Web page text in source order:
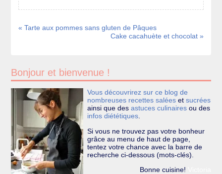
« Tarte aux pommes sans gluten de Pâques
Cake cacahuète et chocolat »
Bonjour et bienvenue !
Vous découvrirez sur ce blog de
nombreuses recettes saléeset sucrées
ainsi que des astuces culinairesou des
infos diététiques.
Si vous ne trouvez pas votre bonheur
grâce au menu de haut de page,
tentez votre chance avec la barre de
recherche ci-dessous (mots-clés).
Bonne cuisine!